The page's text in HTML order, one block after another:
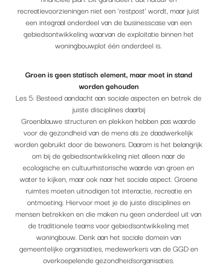
recreatievoorzieningen niet een ‘restpost’ wordt, maar juist
een integraal onderdeel van de businesscase van een
gebiedsontwikkeling waarvan de exploitatie binnen het
woningbouwplot één onderdeel is.
Groen is geen statisch element, maar moet in stand
worden gehouden
Les 5: Besteed aandacht aan sociale aspecten en betrek de
juiste disciplines daarbij
Groenblauwe structuren en plekken hebben pas waarde
voor de gezondheid van de mens als ze daadwerkelijk
worden gebruikt door de bewoners. Daarom is het belangrijk
om bij de gebiedsontwikkeling niet alleen naar de
ecologische en cultuurhistorische waarde van groen en
water te kijken, maar ook naar het sociale aspect. Groene
ruimtes moeten uitnodigen tot interactie, recreatie en
ontmoeting. Hiervoor moet je de juiste disciplines en
mensen betrekken en die maken nu geen onderdeel uit van
de traditionele teams voor gebiedsontwikkeling met
woningbouw. Denk aan het sociale domein van
gemeentelijke organisaties, medewerkers van de GGD en
overkoepelende gezondheidsorganisaties.